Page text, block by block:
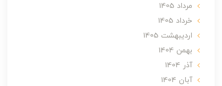
مرداد 1405
خرداد 1405
ارديبهشت 1405
بهمن 1404
آذر 1404
آبان 1404